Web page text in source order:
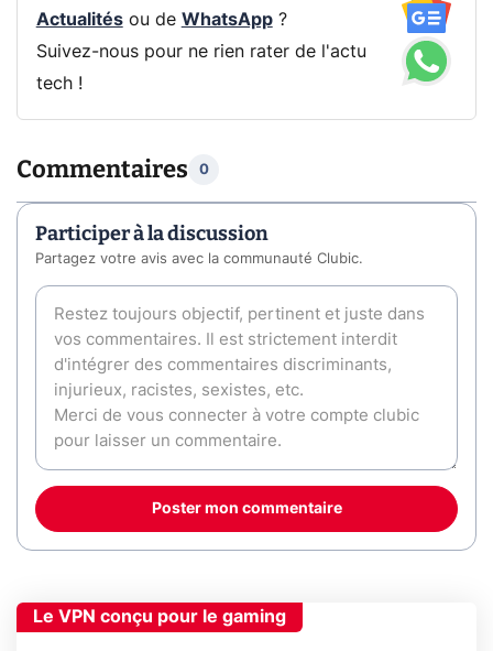
Actualitésou de WhatsApp?
Suivez-nous pour ne rien rater de l'actu
tech !
Commentaires 0
Participer à la discussion
Partagez votre avis avec la communauté Clubic.
Poster mon commentaire
Le VPN conçu pour le gaming